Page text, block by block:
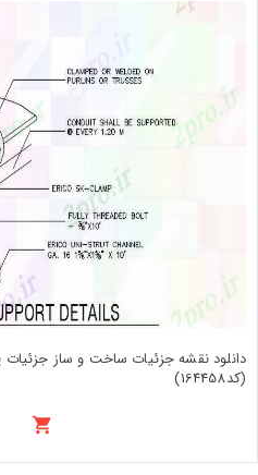
دانلود نقشه جزئیات ساخت و ساز جزئیات
(کد164458)